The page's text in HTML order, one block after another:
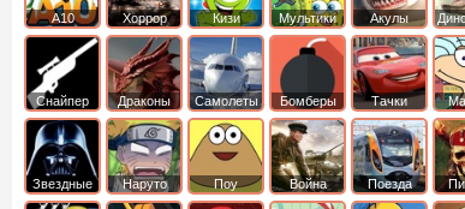
А10 Хоррор Кизи Мультики Акулы
Снайпер Драконы Самолеты Бомберы Тачки
Звездные
войны
Наруто Поу Война Поезда